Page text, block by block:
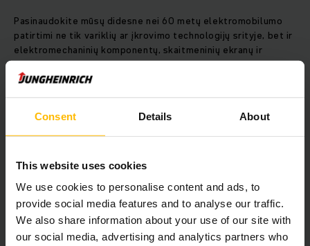
Consent Details About
This website uses cookies
We use cookies to personalise content and ads, to
provide social media features and to analyse our traffic.
We also share information about your use of our site with
our social media, advertising and analytics partners who
Pasinaudokite mūsų didesne nei 60 metų elektromobilumo
patirtimi ne tik variklių ar įkrovimo technologijų srityje, bet ir
elektromechaninių komponentų, skaitmeninių ekranų ir
valdymo pedalų projektavimo ir gamybos srityje.
Mūsų aukštos kokybės skaitmeniniai kontrolės instrumentai
svarbiausius transporto priemonės darbo duomenis, tokius
kaip akumuliatoriaus būklę su likusiu laiku iki kito įkrovimo bei
darbo valandas, važiavimo programas arba kėlimo aukštį ir
likusią keliamąją galią. Be to, per ekraną galima naudoti
prieigos be kodo sistemą.